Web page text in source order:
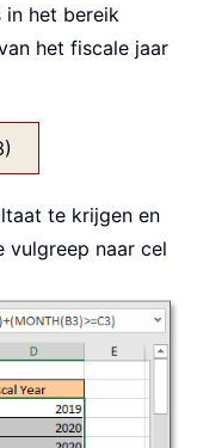
in het bereik
het fiscale jaar
te krijgen en
vulgreep naar cel